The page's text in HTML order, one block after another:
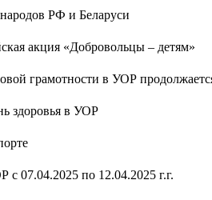
РФ и Беларуси
акция «Добровольцы – детям»
грамотности в УОР
здоровья в УОР
с 07.04.2025 по 12.04.2025 г.г.